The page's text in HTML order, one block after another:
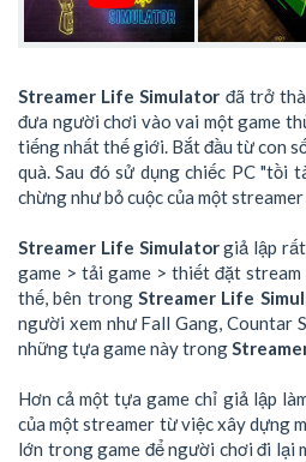
Streamer Life Simulator đã trở
đưa người chơi vào vai một game
tiếng nhất thế giới. Bắt đầu từ con
quà. Sau đó sử dụng chiếc PC "tồi
chừng như bỏ cuộc của một
Streamer Life Simulatorgiả lập rất
game > tải game > thiết đặt stream
thế, bên trong Streamer Life
người xem như Fall Gang, Countar
những tựa game này trong
Hơn cả một tựa game chỉ giả lập
của một streamer từ việc xây dựng
lớn trong game để người chơi đi lại